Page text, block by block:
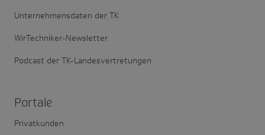
Unternehmensdaten der TK
WirTechniker-Newsletter
Podcast der TK-Landesvertretungen
Portale
Privatkunden